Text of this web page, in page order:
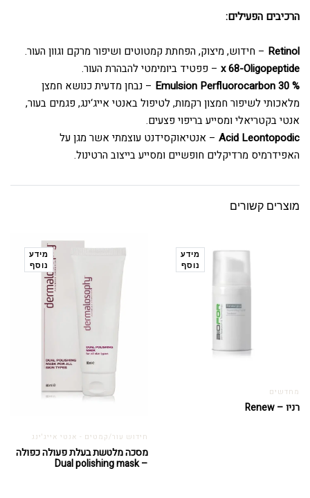
הרכיבים הפעילים:
Retinol – חידוש, מיצוק, הפחתת קמטוטים ושיפור מרקם וגוון העור.
x 68-Oligopeptide – פפטיד ביומימטי להבהרת העור.
% 30 Emulsion Perfluorocarbon
– נבחן מדעית כנושא חמצן
מלאכותי לשיפור חמצון רקמות, לטיפול באנטי אייג‘ינג, פגמים בעור,
אנטי בקטריאלי ומסייע בריפוי פצעים.
Acid Leontopodic – אנטיאוקסידנט עוצמתי אשר מגן על
האפידרמיס מרדיקלים חופשיים ומסייע בייצוב הרטינול.
מוצרים קשורים
מידע
נוסף
מחדשים
רניו – Renew
מידע
נוסף
חידוש עור/קמטים - אנטי אייג'ינג
מסכה מלטשת בעלת פעולה כפולה
– Dual polishing mask